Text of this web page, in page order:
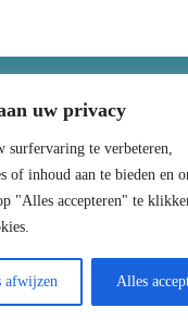
uw privacy
surfervaring te verbeteren,
of inhoud aan te bieden en
"Alles accepteren" te
afwijzen Alles